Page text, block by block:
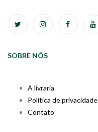
SOBRE NÓS
A livraria
Política de privacidade
Contato